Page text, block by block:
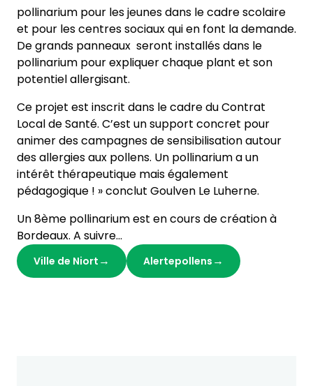
pollinarium pour les jeunes dans le cadre scolaire
et pour les centres sociaux qui en font la demande.
De grands panneaux seront installés dans le
pollinarium pour expliquer chaque plant et son
potentiel allergisant.
Ce projet est inscrit dans le cadre du Contrat
Local de Santé. C’est un support concret pour
animer des campagnes de sensibilisation autour
des allergies aux pollens. Un pollinarium a un
intérêt thérapeutique mais également
pédagogique ! » conclut Goulven Le Luherne.
Un 8ème pollinarium est en cours de création à
Bordeaux. A suivre…
Ville de Niort Alertepollens